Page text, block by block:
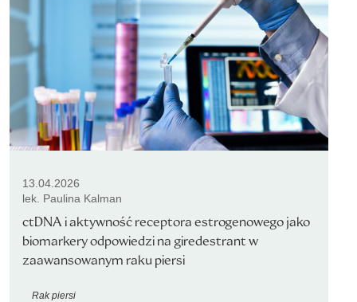
13.04.2026
lek. Paulina Kalman
ctDNA i aktywność receptora estrogenowego jako
biomarkery odpowiedzi na giredestrant w
zaawansowanym raku piersi
Rak piersi